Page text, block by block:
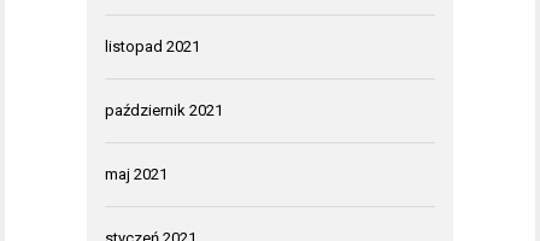
listopad 2021
październik 2021
maj 2021
styczeń 2021